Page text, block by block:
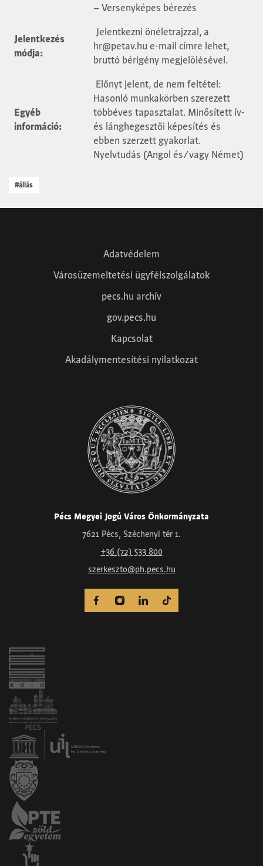
– Versenyképes bérezés
Jelentkezés
módja:
Jelentkezni önéletrajzzal, a
hr@petav.hu e-mail címre lehet,
bruttó bérigény megjelölésével.
Egyéb
információ:
Előnyt jelent, de nem feltétel:
Hasonló munkakörben szerezett
többéves tapasztalat. Minősített ív-
és lánghegesztői képesítés és
ebben szerzett gyakorlat.
Nyelvtudás (Angol és/vagy Német)
#állás
Adatvédelem
Városüzemeltetési ügyfélszolgálatok
pecs.hu archív
gov.pecs.hu
Kapcsolat
Akadálymentesítési nyilatkozat
Pécs Megyei Jogú Város Önkormányzata
7621 Pécs, Széchenyi tér 1.
+36 (72) 533 800
szerkeszto@ph.pecs.hu